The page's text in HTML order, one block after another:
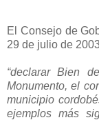
El Consejo de
29 de julio de
“declarar Bien
Monumento, el
municipio
ejemplos más